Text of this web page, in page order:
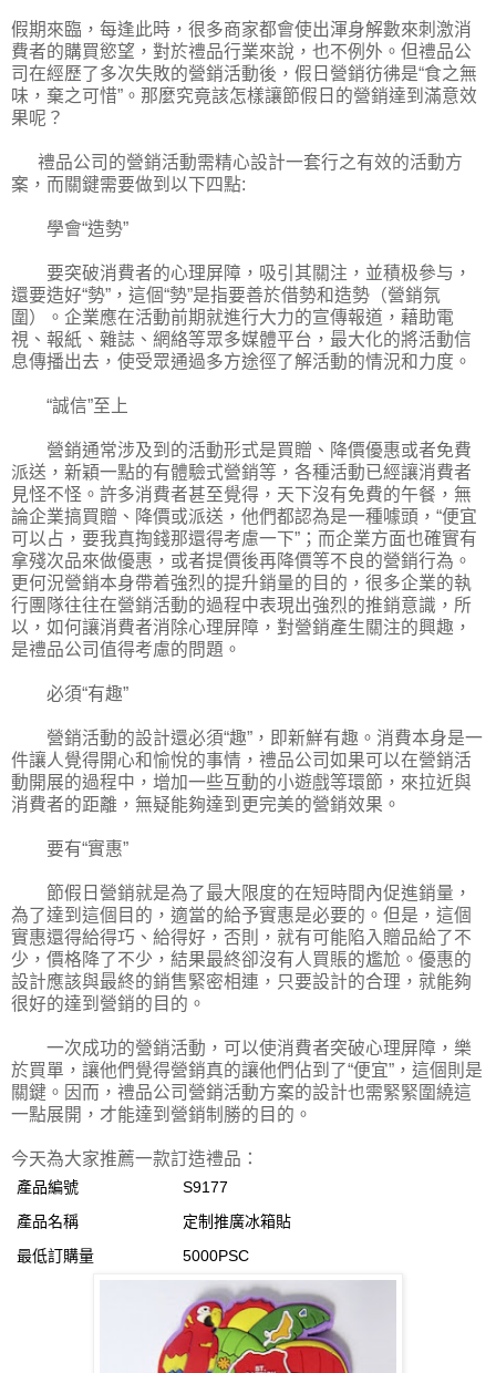
假期來臨，每逢此時，很多商家都會使出渾身解數來刺激消
費者的購買慾望，對於禮品行業來說，也不例外。但禮品公
司在經歷了多次失敗的營銷活動後，假日營銷彷彿是“食之無
味，棄之可惜”。那麼究竟該怎樣讓節假日的營銷達到滿意效
果呢？
禮品公司的營銷活動需精心設計一套行之有效的活動方
案，而關鍵需要做到以下四點:
學會“造勢”
要突破消費者的心理屏障，吸引其關注，並積极參与，
還要造好“勢”，這個“勢”是指要善於借勢和造勢（營銷氛
圍）。企業應在活動前期就進行大力的宣傳報道，藉助電
視、報紙、雜誌、網絡等眾多媒體平台，最大化的將活動信
息傳播出去，使受眾通過多方途徑了解活動的情況和力度。
“誠信”至上
營銷通常涉及到的活動形式是買贈、降價優惠或者免費
派送，新穎一點的有體驗式營銷等，各種活動已經讓消費者
見怪不怪。許多消費者甚至覺得，天下沒有免費的午餐，無
論企業搞買贈、降價或派送，他們都認為是一種噱頭，“便宜
可以占，要我真掏錢那還得考慮一下”；而企業方面也確實有
拿殘次品來做優惠，或者提價後再降價等不良的營銷行為。
更何況營銷本身帶着強烈的提升銷量的目的，很多企業的執
行團隊往往在營銷活動的過程中表現出強烈的推銷意識，所
以，如何讓消費者消除心理屏障，對營銷產生關注的興趣，
是禮品公司值得考慮的問題。
必須“有趣”
營銷活動的設計還必須“趣”，即新鮮有趣。消費本身是一
件讓人覺得開心和愉悅的事情，禮品公司如果可以在營銷活
動開展的過程中，增加一些互動的小遊戲等環節，來拉近與
消費者的距離，無疑能夠達到更完美的營銷效果。
要有“實惠”
節假日營銷就是為了最大限度的在短時間內促進銷量，
為了達到這個目的，適當的給予實惠是必要的。但是，這個
實惠還得給得巧、給得好，否則，就有可能陷入贈品給了不
少，價格降了不少，結果最終卻沒有人買賬的尷尬。優惠的
設計應該與最終的銷售緊密相連，只要設計的合理，就能夠
很好的達到營銷的目的。
一次成功的營銷活動，可以使消費者突破心理屏障，樂
於買單，讓他們覺得營銷真的讓他們佔到了“便宜”，這個則是
關鍵。因而，禮品公司營銷活動方案的設計也需緊緊圍繞這
一點展開，才能達到營銷制勝的目的。
今天為大家推薦一款訂造禮品：
產品編號
S9177
產品名稱
定制推廣冰箱貼
最低訂購量
5000PSC